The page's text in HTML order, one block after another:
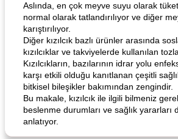
Aslında, en çok meyve suyu olarak
normal olarak tatlandırılıyor ve diğer
karıştırılıyor.
Diğer kızılcık bazlı ürünler arasında
kızılcıklar ve takviyelerde kullanılan
Kızılcıkların, bazılarının idrar yolu
karşı etkili olduğu kanıtlanan çeşitli
bitkisel bileşikler bakımından zengindir.
Bu makale, kızılcık ile ilgili bilmeniz
beslenme durumları ve sağlık yararları
anlatıyor.